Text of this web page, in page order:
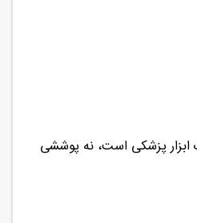
ابزار پزشکی است، نه پوششی